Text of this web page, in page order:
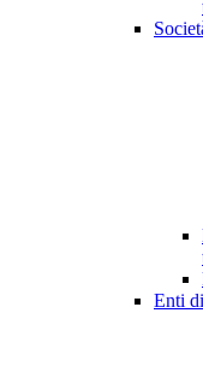
Enti